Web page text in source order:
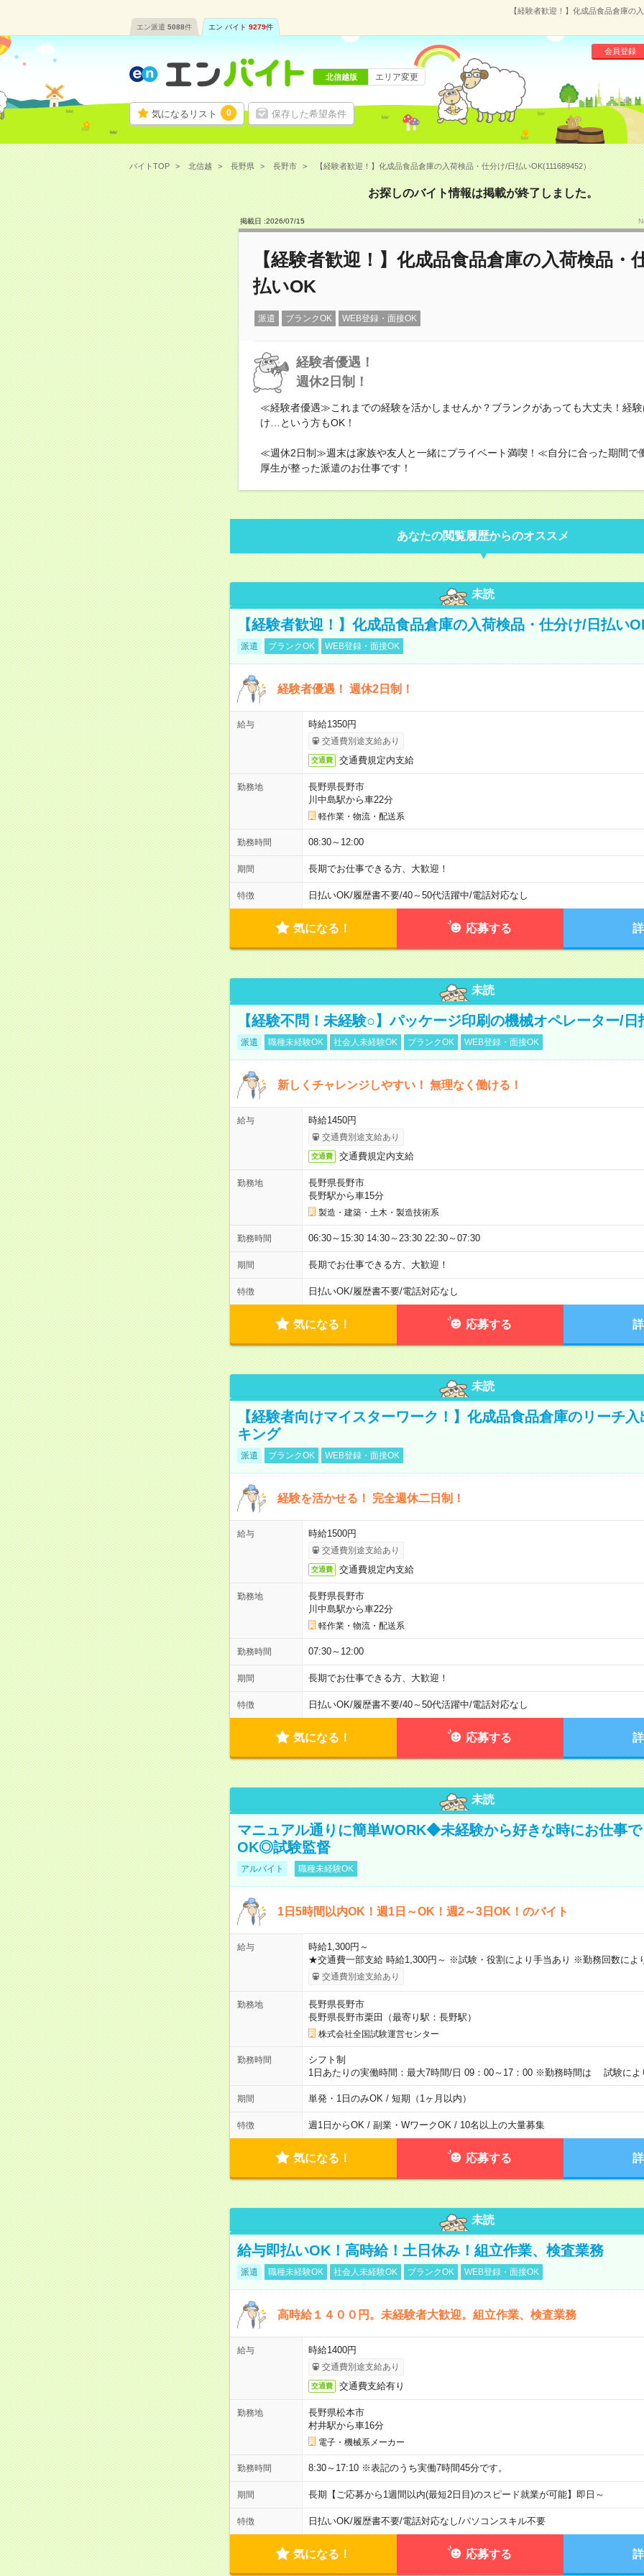
【経験者歓迎！】化成品食品倉庫の
エン派遣 5088件 エン バイト 9279件
気になるリスト 0 保存した希望条件
会員登録
北信越版 エリア変更
バイトTOP 北信越 長野県 長野市 【経験者歓迎！】化成品食品倉庫の入荷検品・仕分け/日払いOK(111689452）
お探しのバイト情報は掲載が終了しました。
掲載日 :2026/07/15
【経験者歓迎！】化成品食品倉庫の入荷検品・
払いOK
派遣 ブランクOK WEB登録・面接OK
経験者優遇！
週休2日制！
≪経験者優遇≫これまでの経験を活かしませんか？ブランクがあっても大丈夫！経
け…という方もOK！
≪週休2日制≫週末は家族や友人と一緒にプライベート満喫！≪自分に合った期間で
厚生が整った派遣のお仕事です！
あなたの閲覧履歴からのオススメ
未読
【経験者歓迎！】化成品食品倉庫の入荷検品・仕分け/日払い
派遣 ブランクOK WEB登録・面接OK
経験者優遇！ 週休2日制！
給与 時給1350円
交通費別途支給あり
交通費 交通費規定内支給
勤務地
長野県長野市
川中島駅から車22分
軽作業・物流・配送系
勤務時間 08:30～12:00
期間 長期でお仕事できる方、大歓迎！
特徴 日払いOK/履歴書不要/40～50代活躍中/電話対応なし
気になる！ 応募する
未読
【経験不問！未経験○】パッケージ印刷の機械オペレーター/日
派遣 職種未経験OK 社会人未経験OK ブランクOK WEB登録・面接OK
新しくチャレンジしやすい！ 無理なく働ける！
給与 時給1450円
交通費別途支給あり
交通費 交通費規定内支給
勤務地
長野県長野市
長野駅から車15分
製造・建築・土木・製造技術系
勤務時間 06:30～15:30 14:30～23:30 22:30～07:30
期間 長期でお仕事できる方、大歓迎！
特徴 日払いOK/履歴書不要/電話対応なし
気になる！ 応募する
未読
【経験者向けマイスターワーク！】化成品食品倉庫のリーチ
キング
派遣 ブランクOK WEB登録・面接OK
経験を活かせる！ 完全週休二日制！
給与 時給1500円
交通費別途支給あり
交通費 交通費規定内支給
勤務地
長野県長野市
川中島駅から車22分
軽作業・物流・配送系
勤務時間 07:30～12:00
期間 長期でお仕事できる方、大歓迎！
特徴 日払いOK/履歴書不要/40～50代活躍中/電話対応なし
気になる！ 応募する
未読
マニュアル通りに簡単WORK◆未経験から好きな時にお仕事
OK◎試験監督
アルバイト 職種未経験OK
1日5時間以内OK！週1日～OK！週2～3日OK！のバイト
給与
時給1,300円～
★交通費一部支給 時給1,300円～ ※試験・役割により手当あり ※勤務回数によ
交通費別途支給あり
勤務地
長野県長野市
長野県長野市栗田（最寄り駅：長野駅）
株式会社全国試験運営センター
勤務時間
シフト制
1日あたりの実働時間：最大7時間/日 09：00～17：00 ※勤務時間は 試験によ
期間 単発・1日のみOK / 短期（1ヶ月以内）
特徴 週1日からOK / 副業・WワークOK / 10名以上の大量募集
気になる！ 応募する
未読
給与即払いOK！高時給！土日休み！組立作業、検査業務
派遣 職種未経験OK 社会人未経験OK ブランクOK WEB登録・面接OK
高時給１４００円。未経験者大歓迎。組立作業、検査業務
給与 時給1400円
交通費別途支給あり
交通費 交通費支給有り
勤務地
長野県松本市
村井駅から車16分
電子・機械系メーカー
勤務時間 8:30～17:10 ※表記のうち実働7時間45分です。
期間 長期【ご応募から1週間以内(最短2日目)のスピード就業が可能】即日～
特徴 日払いOK/履歴書不要/電話対応なし/パソコンスキル不要
気になる！ 応募する